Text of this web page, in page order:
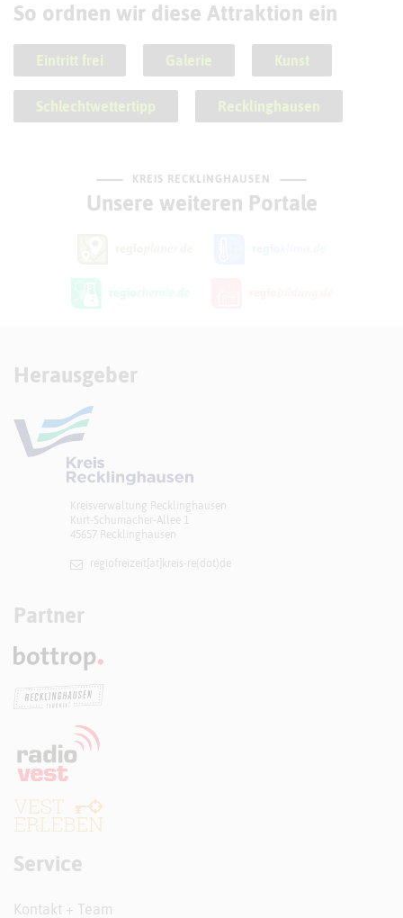
So ordnen wir diese Attraktion ein
Eintritt frei Galerie Kunst
Schlechtwettertipp Recklinghausen
KREIS RECKLINGHAUSEN
Unsere weiteren Portale
Herausgeber
Kreisverwaltung Recklinghausen
Kurt-Schumacher-Allee 1
45657 Recklinghausen
regiofreizeit[at]​kreis-re(dot)de
Partner
Service
Kontakt + Team